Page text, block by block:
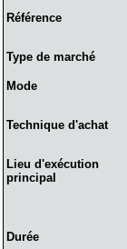
Référence
Type de marché
Mode
Technique d'achat
Lieu d'exécution
principal
Durée